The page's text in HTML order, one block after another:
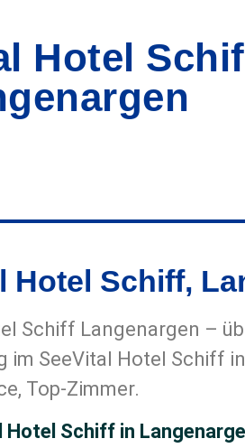
Hotel
Hotel Schiff,
Schiff Langenargen –
im SeeVital Hotel Schiff
Top-Zimmer.
Hotel Schiff in